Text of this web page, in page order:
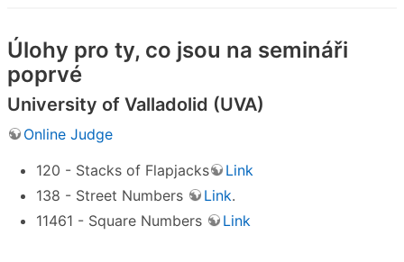
Úlohy pro ty, co jsou na semináři
poprvé
University of Valladolid (UVA)
Online Judge
120 - Stacks of Flapjacks
Link
138 - Street Numbers
Link.
11461 - Square Numbers
Link